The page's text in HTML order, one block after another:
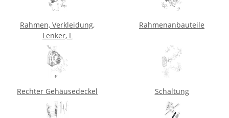
Rahmen, Verkleidung,
Lenker, L
Rahmenanbauteile
Rechter Gehäusedeckel Schaltung